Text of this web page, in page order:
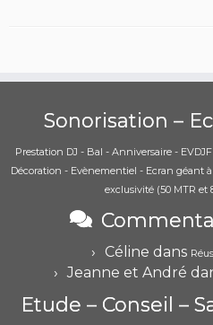
Sonorisation –
Prestation DJ - Bal - Anniversaire -
Décoration - Evènementiel - Ecran géant
exclusivité (50 MTR et
Céline dans
Jeanne et André
Etude – Conseil –